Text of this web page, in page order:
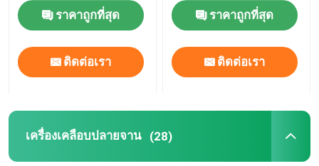
เครื่องบิดคอน
ขัดวัสดุสิ้นเปลือง
เครื่องปั่น
ราคาถูกที่สุด
ติดต่อเรา
ราคาถูกที่สุด
ติดต่อเรา
เครื่องเคลือบปลายจาน (28)